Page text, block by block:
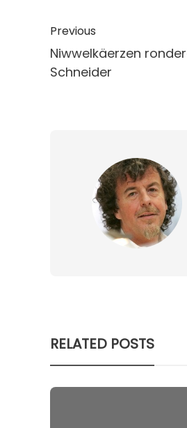
Previous
Niwwelkäerzen
Schneider
RELATED POSTS